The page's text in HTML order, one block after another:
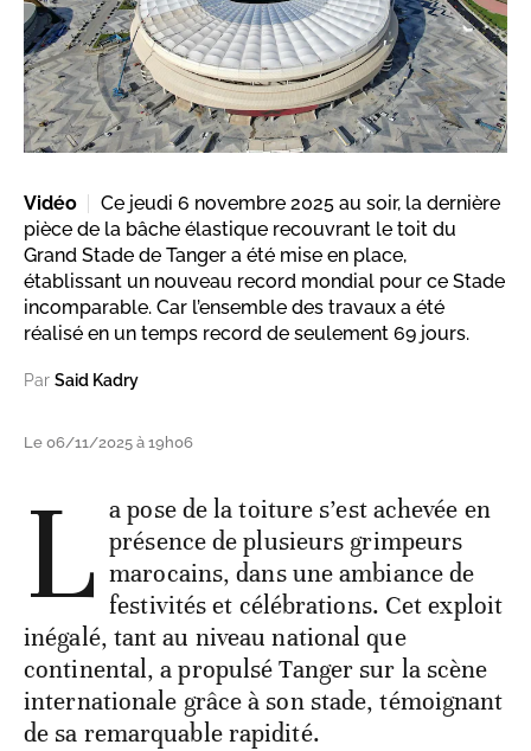
Vidéo
Ce jeudi 6 novembre 2025 au soir, la dernière
pièce de la bâche élastique recouvrant le toit du
Grand Stade de Tanger a été mise en place,
établissant un nouveau record mondial pour ce Stade
incomparable. Car l’ensemble des travaux a été
réalisé en un temps record de seulement 69 jours.
Par Said Kadry
Le 06/11/2025 à 19h06
L a pose de la toiture s’est achevée en
présence de plusieurs grimpeurs
marocains, dans une ambiance de
festivités et célébrations. Cet exploit
inégalé, tant au niveau national que
continental, a propulsé Tanger sur la scène
internationale grâce à son stade, témoignant
de sa remarquable rapidité.